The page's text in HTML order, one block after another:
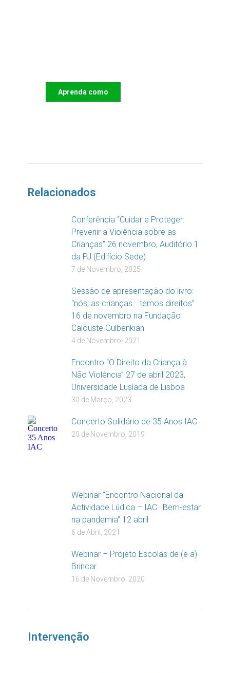
Aprenda como
Relacionados
Conferência “Cuidar e Proteger:
Prevenir a Violência sobre as
Crianças” 26 novembro, Auditório 1
da PJ (Edifício Sede)
7 de Novembro, 2025
Sessão de apresentação do livro:
“nós, as crianças… temos direitos”
16 de novembro na Fundação
Calouste Gulbenkian
4 de Novembro, 2021
Encontro “O Direito da Criança à
Não Violência” 27 de abril 2023,
Universidade Lusíada de Lisboa
30 de Março, 2023
Concerto Solidário de 35 Anos IAC
20 de Novembro, 2019
Webinar “Encontro Nacional da
Actividade Lúdica – IAC : Bem-estar
na pandemia” 12 abril
6 de Abril, 2021
Webinar – Projeto Escolas de (e a)
Brincar
16 de Novembro, 2020
Intervenção